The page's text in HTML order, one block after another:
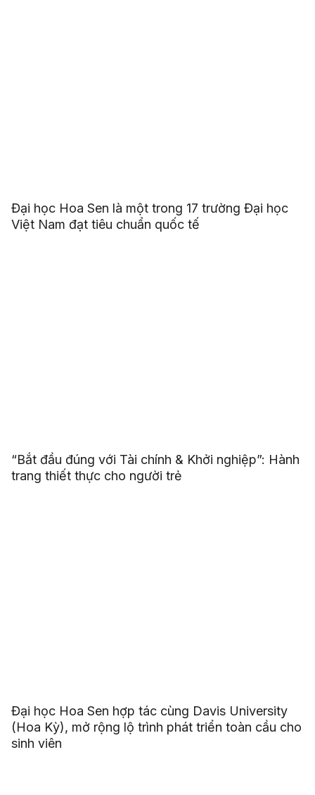
Đại học Hoa Sen là một trong 17 trường Đại học
Việt Nam đạt tiêu chuẩn quốc tế
“Bắt đầu đúng với Tài chính & Khởi nghiệp”: Hành
trang thiết thực cho người trẻ
Đại học Hoa Sen hợp tác cùng Davis University
(Hoa Kỳ), mở rộng lộ trình phát triển toàn cầu cho
sinh viên